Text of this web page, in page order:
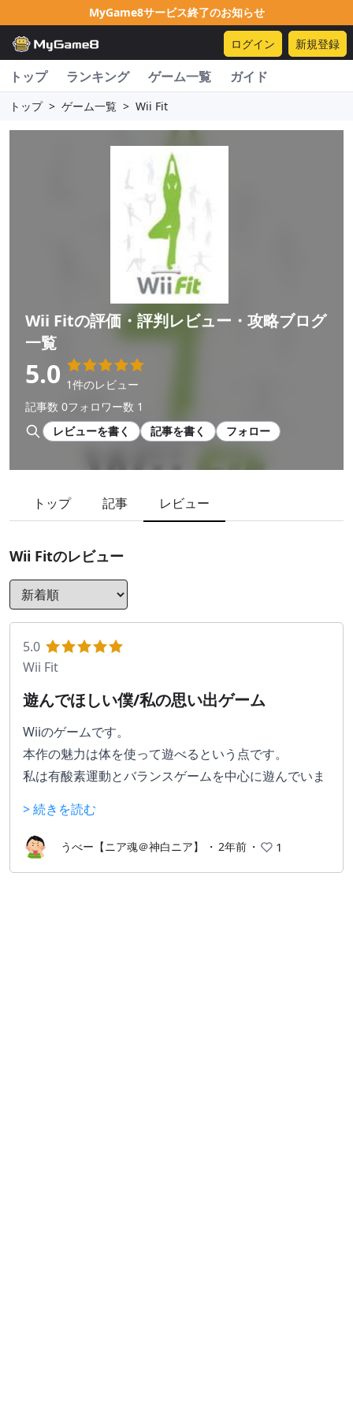
MyGame8サービス終了のお知らせ
ログイン 新規登録
トップ ランキング ゲーム一覧 ガイド
トップ > ゲーム一覧 > Wii Fit
Wii Fitの評価・評判レビュー・攻略ブログ
一覧
5.0 1件のレビュー
記事数 0フォロワー数 1
レビューを書く
記事を書く フォロー
トップ 記事 レビュー
Wii Fitのレビュー
5.0
Wii Fit
遊んでほしい僕/私の思い出ゲーム
Wiiのゲームです。
本作の魅力は体を使って遊べるという点です。
私は有酸素運動とバランスゲームを中心に遊んでいま
ボードに乗ると体重が分かるので少しでも多くやろう
と頑張っていました。
> 続きを読む
うべー【ニア魂＠神白ニア】 ・ 2年前 ・ 1